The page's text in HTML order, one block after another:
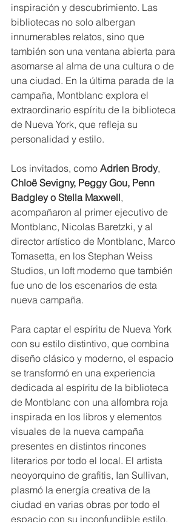
inspiración y descubrimiento. Las
bibliotecas no solo albergan
innumerables relatos, sino que
también son una ventana abierta para
asomarse al alma de una cultura o de
una ciudad. En la última parada de la
campaña, Montblanc explora el
extraordinario espíritu de la biblioteca
de Nueva York, que refleja su
personalidad y estilo.
Los invitados, como Adrien Brody,
Chloë Sevigny, Peggy Gou, Penn
Badgley o Stella Maxwell,
acompañaron al primer ejecutivo de
Montblanc, Nicolas Baretzki, y al
director artístico de Montblanc, Marco
Tomasetta, en los Stephan Weiss
Studios, un loft moderno que también
fue uno de los escenarios de esta
nueva campaña.
Para captar el espíritu de Nueva York
con su estilo distintivo, que combina
diseño clásico y moderno, el espacio
se transformó en una experiencia
dedicada al espíritu de la biblioteca
de Montblanc con una alfombra roja
inspirada en los libros y elementos
visuales de la nueva campaña
presentes en distintos rincones
literarios por todo el local. El artista
neoyorquino de grafitis, Ian Sullivan,
plasmó la energía creativa de la
ciudad en varias obras por todo el
espacio con su inconfundible estilo,